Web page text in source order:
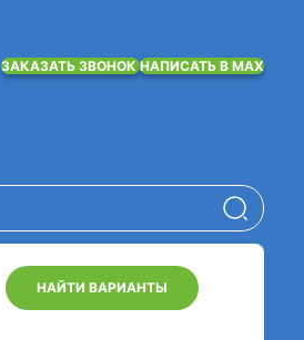
ЗАКАЗАТЬ ЗВОНОКНАПИСАТЬ В MAX
НАЙТИ ВАРИАНТЫ